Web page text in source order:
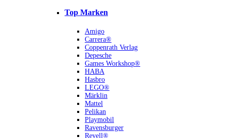
Top Marken
Amigo
Carrera®
Coppenrath Verlag
Depesche
Games Workshop®
HABA
Hasbro
LEGO®
Märklin
Mattel
Pelikan
Playmobil
Ravensburger
Revell®